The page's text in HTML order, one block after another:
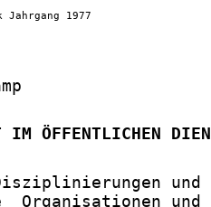
1977
IM ÖFFENTLICHEN